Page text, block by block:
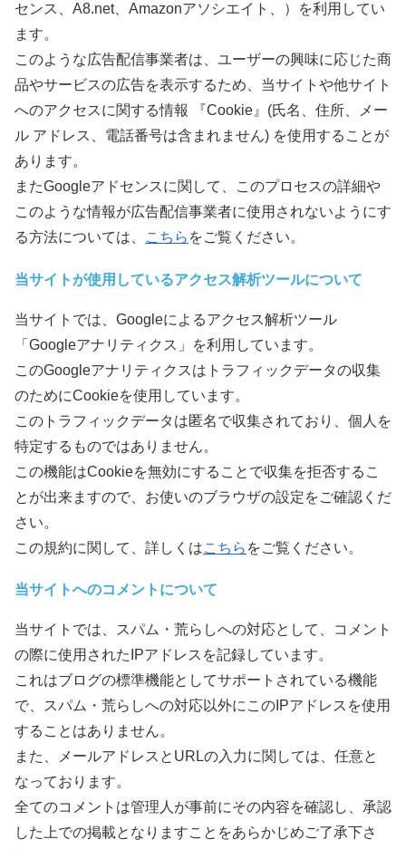
センス、A8.net、Amazonアソシエイト、）を利用してい
ます。
このような広告配信事業者は、ユーザーの興味に応じた商
品やサービスの広告を表示するため、当サイトや他サイト
へのアクセスに関する情報 『Cookie』(氏名、住所、メー
ル アドレス、電話番号は含まれません) を使用することが
あります。
またGoogleアドセンスに関して、このプロセスの詳細や
このような情報が広告配信事業者に使用されないようにす
る方法については、
こちら をご覧ください。
当サイトが使用しているアクセス解析ツールについて
当サイトでは、Googleによるアクセス解析ツール
「Googleアナリティクス」を利用しています。
このGoogleアナリティクスはトラフィックデータの収集
のためにCookieを使用しています。
このトラフィックデータは匿名で収集されており、個人を
特定するものではありません。
この機能はCookieを無効にすることで収集を拒否するこ
とが出来ますので、お使いのブラウザの設定をご確認くだ
さい。
この規約に関して、詳しくはこちら をご覧ください。
当サイトへのコメントについて
当サイトでは、スパム・荒らしへの対応として、コメント
の際に使用されたIPアドレスを記録しています。
これはブログの標準機能としてサポートされている機能
で、スパム・荒らしへの対応以外にこのIPアドレスを使用
することはありません。
また、メールアドレスとURLの入力に関しては、任意と
なっております。
全てのコメントは管理人が事前にその内容を確認し、承認
した上での掲載となりますことをあらかじめご了承下さ